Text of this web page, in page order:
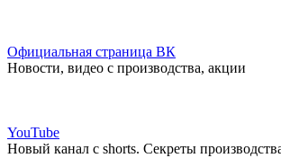
Официальная страница ВК
Новости, видео с производства, акции
YouTube
Новый канал с shorts. Секреты